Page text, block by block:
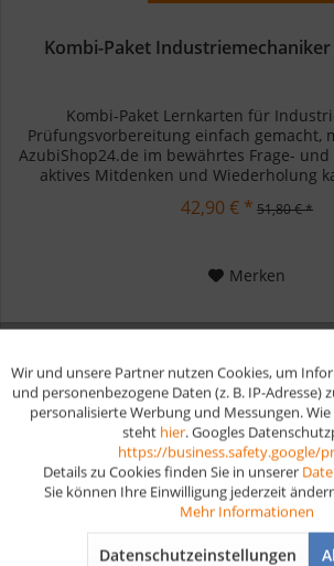
Kombi-Paket Industriemechaniker
Kombi-Paket Lernkarten für
Prüfungsvorbereitung einfach gemacht,
AzubiShop24.de im bewährtes Frage-
aktives Mitdenken und Wiederholung
42,90 € * 51,80 € *
Merken
Funktionale
Wir und unsere Partner nutzen Cookies, um
und personenbezogene Daten (z. B. IP-Adresse)
personalisierte Werbung und Messungen.
steht hier. Googles
https://business.safety.google/
Details zu Cookies finden Sie in unserer
Sie können Ihre Einwilligung jederzeit
Mehr Informationen
Datenschutzeinstellungen